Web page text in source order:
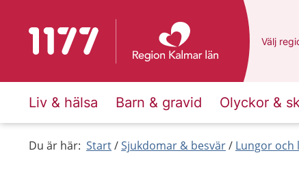
Till startsidan för 1177 Du har
Välj en
Liv & hälsa Barn & gravid Olyckor &
Du är här: Start Sjukdomar & besvär Lungor och